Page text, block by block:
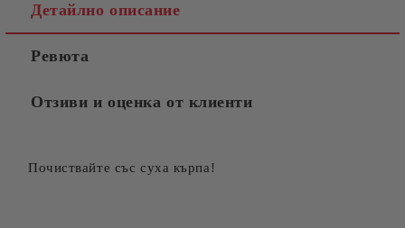
Детайлно описание
Ревюта
Отзиви и оценка от клиенти
Почиствайте със суха кърпа!